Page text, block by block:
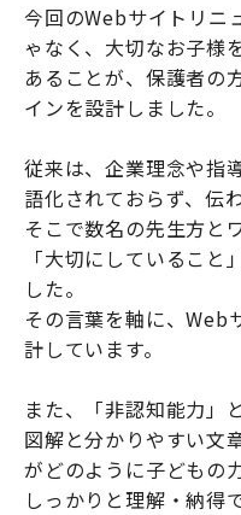
今回のWebサイトリニ
ゃなく、大切なお子様
あることが、保護者の
インを設計しました。
従来は、企業理念や指
語化されておらず、伝
そこで数名の先生方と
「大切にしているこ
した。
その言葉を軸に、Web
計しています。
また、「非認知能力」
図解と分かりやすい文
がどのように子どもの
しっかりと理解・納得